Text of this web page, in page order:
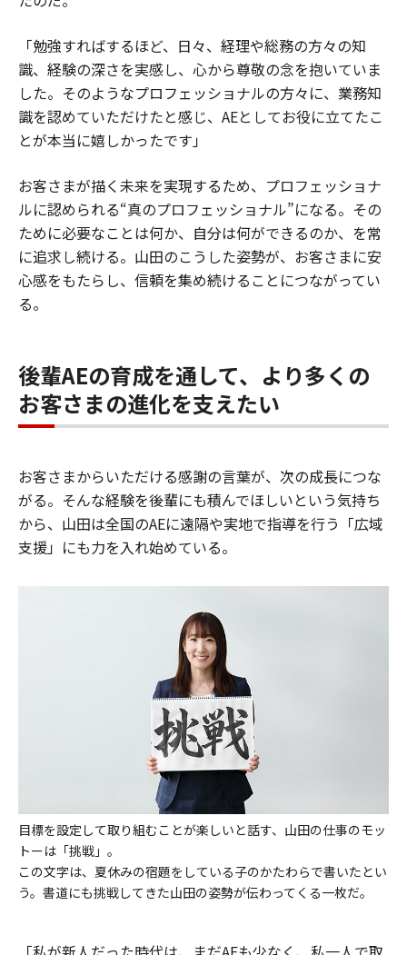
「勉強すればするほど、日々、経理や総務の方々の知
識、経験の深さを実感し、心から尊敬の念を抱いていま
した。そのようなプロフェッショナルの方々に、業務知
識を認めていただけたと感じ、AEとしてお役に立てたこ
とが本当に嬉しかったです」
お客さまが描く未来を実現するため、プロフェッショナ
ルに認められる“真のプロフェッショナル”になる。その
ために必要なことは何か、自分は何ができるのか、を常
に追求し続ける。山田のこうした姿勢が、お客さまに安
心感をもたらし、信頼を集め続けることにつながってい
る。
後輩AEの育成を通して、より多くの
お客さまの進化を支えたい
お客さまからいただける感謝の言葉が、次の成長につな
がる。そんな経験を後輩にも積んでほしいという気持ち
から、山田は全国のAEに遠隔や実地で指導を行う「広域
支援」にも力を入れ始めている。
目標を設定して取り組むことが楽しいと話す、山田の仕事のモッ
トーは「挑戦」。
この文字は、夏休みの宿題をしている子のかたわらで書いたとい
う。書道にも挑戦してきた山田の姿勢が伝わってくる一枚だ。